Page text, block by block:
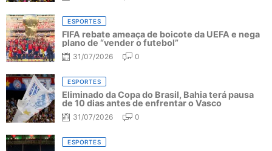
ESPORTES
FIFA rebate ameaça de boicote da UEFA e nega
plano de “vender o futebol”
31/07/2026 0
ESPORTES
Eliminado da Copa do Brasil, Bahia terá pausa
de 10 dias antes de enfrentar o Vasco
31/07/2026 0
ESPORTES